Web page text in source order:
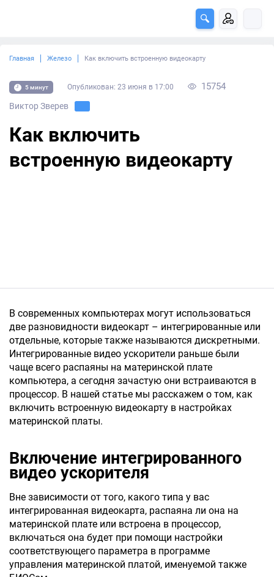
Главная Железо Как включить встроенную видеокарту
5 минут Опубликован: 23 июня в 17:00 15754
Виктор Зверев
Как включить
встроенную видеокарту
В современных компьютерах могут использоваться
две разновидности видеокарт – интегрированные или
отдельные, которые также называются дискретными.
Интегрированные видео ускорители раньше были
чаще всего распаяны на материнской плате
компьютера, а сегодня зачастую они встраиваются в
процессор. В нашей статье мы расскажем о том, как
включить встроенную видеокарту в настройках
материнской платы.
Включение интегрированного
видео ускорителя
Вне зависимости от того, какого типа у вас
интегрированная видеокарта, распаяна ли она на
материнской плате или встроена в процессор,
включаться она будет при помощи настройки
соответствующего параметра в программе
управления материнской платой, именуемой также